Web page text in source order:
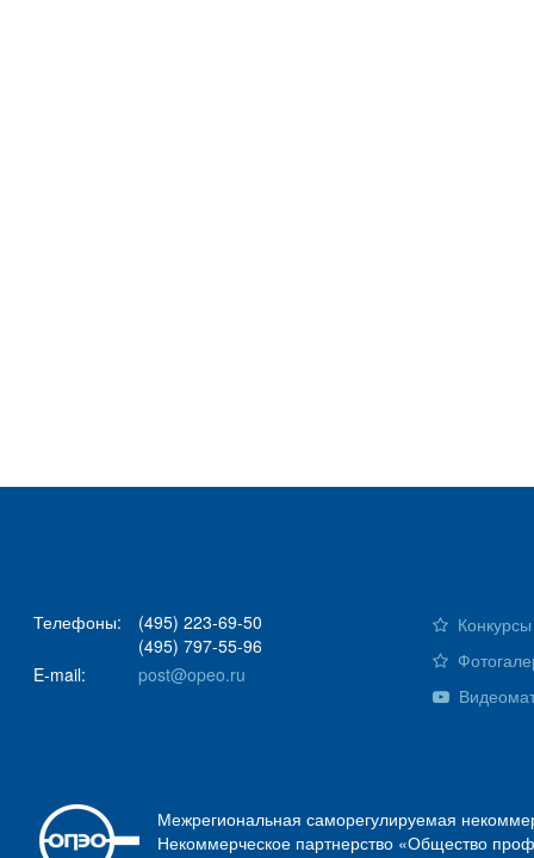
Телефоны:
(495) 223-69-50
(495) 797-55-96
E-mail:
post@opeo.ru
Межрегиональная саморегулируемая
Некоммерческое партнерство «Общество